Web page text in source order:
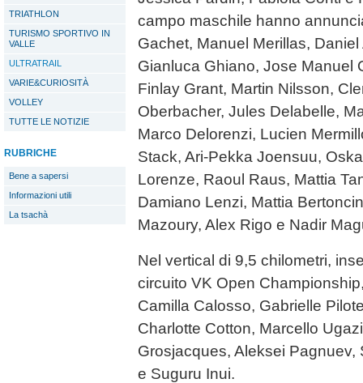
TRIATHLON
TURISMO SPORTIVO IN
VALLE
ULTRATRAIL
VARIE&CURIOSITÀ
VOLLEY
TUTTE LE NOTIZIE
RUBRICHE
Bene a sapersi
Informazioni utili
La tsachà
campo maschile hanno
Gachet, Manuel Merillas,
Gianluca Ghiano, Jose Manuel
Finlay Grant, Martin Nilsson,
Oberbacher, Jules Delabelle,
Marco Delorenzi, Lucien
Stack, Ari-Pekka Joensuu,
Lorenze, Raoul Raus, Mattia
Damiano Lenzi, Mattia
Mazoury, Alex Rigo e Nadir
Nel vertical di 9,5 chilometri,
circuito VK Open
Camilla Calosso, Gabrielle
Charlotte Cotton, Marcello
Grosjacques, Aleksei
e Suguru Inui.